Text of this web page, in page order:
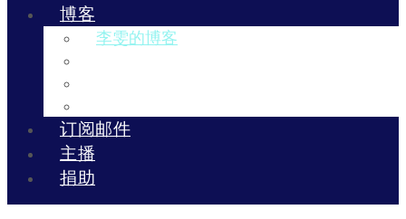
博客
李雯的博客
订阅邮件
主播
捐助